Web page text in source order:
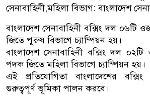
সেনাবাহিনী,মহিলা বিভাগ: বাংলাদেশ
বাংলাদেশ সেনাবাহিনী বক্সিং দল ০৬টি
জিতে পুরুষ বিভাগে চ্যাম্পিয়ন হয়।
বাংলাদেশ সেনাবাহিনী বক্সিং দল
পদক জিতে মহিলা বিভাগে চ্যাম্পিয়ন হয়।
এই প্রতিযোগিতা বাংলাদেশের বক্সিং
গুরুত্বপূর্ণ ভূমিকা পালন করবে।